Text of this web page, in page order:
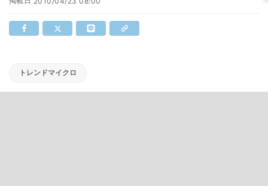
トレンドマイクロ